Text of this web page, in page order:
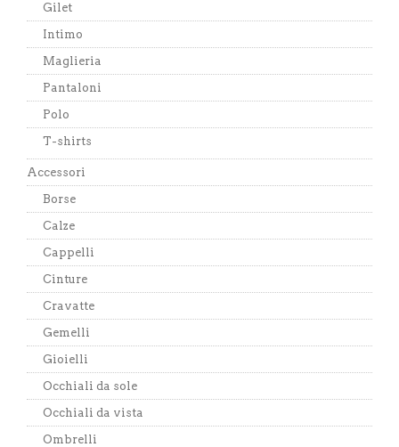
Gilet
Intimo
Maglieria
Pantaloni
Polo
T-shirts
Accessori
Borse
Calze
Cappelli
Cinture
Cravatte
Gemelli
Gioielli
Occhiali da sole
Occhiali da vista
Ombrelli